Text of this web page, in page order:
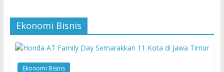
Ekonomi Bisnis
Ekonomi Bisnis